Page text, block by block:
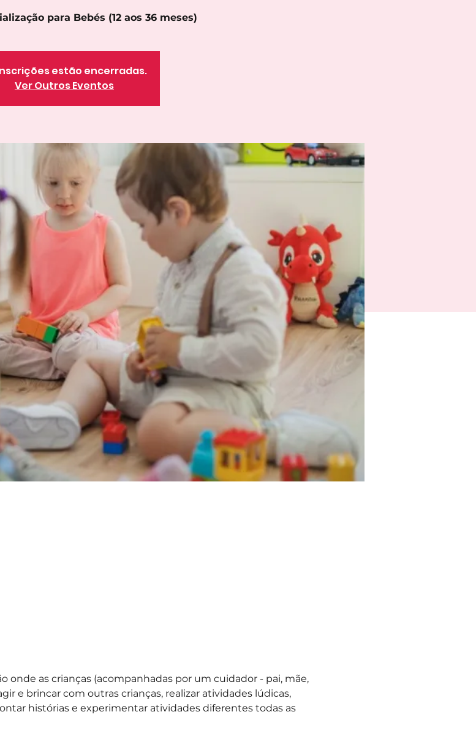
para Bebés (12 aos 36 meses)
estão encerradas.
Ver Outros Eventos
onde as crianças (acompanhadas por um cuidador - pai, mãe,
e brincar com outras crianças, realizar atividades lúdicas,
histórias e experimentar atividades diferentes todas as